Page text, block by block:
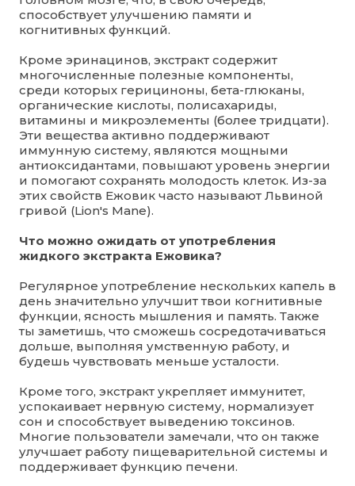
способствует улучшению памяти и
когнитивных функций.
Кроме эринацинов, экстракт содержит
многочисленные полезные компоненты,
среди которых герициноны, бета-глюканы,
органические кислоты, полисахариды,
витамины и микроэлементы (более тридцати).
Эти вещества активно поддерживают
иммунную систему, являются мощными
антиоксидантами, повышают уровень энергии
и помогают сохранять молодость клеток. Из-за
этих свойств Ежовик часто называют Львиной
гривой (Lion's Mane).
Что можно ожидать от употребления
жидкого экстракта Ежовика?
Регулярное употребление нескольких капель в
день значительно улучшит твои когнитивные
функции, ясность мышления и память. Также
ты заметишь, что сможешь сосредотачиваться
дольше, выполняя умственную работу, и
будешь чувствовать меньше усталости.
Кроме того, экстракт укрепляет иммунитет,
успокаивает нервную систему, нормализует
сон и способствует выведению токсинов.
Многие пользователи замечали, что он также
улучшает работу пищеварительной системы и
поддерживает функцию печени.